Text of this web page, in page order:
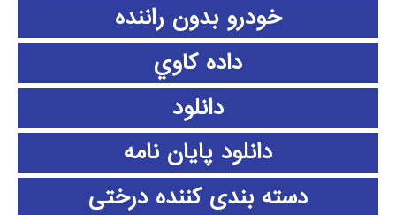
خودرو بدون راننده
داده كاوي
دانلود
دانلود پايان نامه
دسته بندی کننده درختی